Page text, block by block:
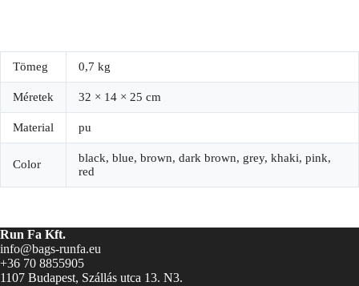
Tömeg 0,7 kg
Méretek 32 × 14 × 25 cm
Material pu
Color
black, blue, brown, dark brown, grey, khaki, pink,
red
Run Fa Kft.
info@bags-runfa.eu
+36 70 8855905
1107 Budapest, Szállás utca 13. N3.